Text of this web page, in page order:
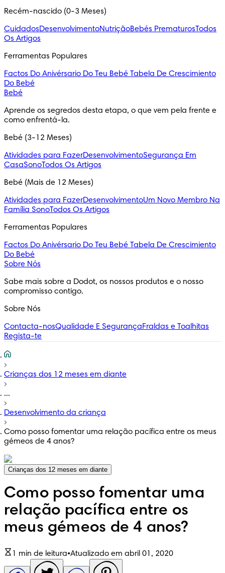
Recém-nascido (0-3 Meses)
CuidadosDesenvolvimentoNutriçãoBebés PrematurosTodos
Os Artigos
Ferramentas Populares
Factos Do Anivérsario Do Teu Bebé Tabela De Crescimiento
Do Bebé
Bebé
Aprende os segredos desta etapa, o que vem pela frente e
como enfrentá-la.
Bebé (3-12 Meses)
Atividades para FazerDesenvolvimentoSegurança Em
CasaSonoTodos Os Artigos
Bebé (Mais de 12 Meses)
Atividades para FazerDesenvolvimentoUm Novo Membro Na
Família SonoTodos Os Artigos
Ferramentas Populares
Factos Do Anivérsario Do Teu Bebé Tabela De Crescimiento
Do Bebé
Sobre Nós
Sabe mais sobre a Dodot, os nossos produtos e o nosso
compromisso contigo.
Sobre Nós
Contacta-nosQualidade E SegurançaFraldas e Toalhitas
Regista-te
Crianças dos 12 meses em diante
...
Desenvolvimento da criança
Como posso fomentar uma relação pacífica entre os meus
gémeos de 4 anos?
Crianças dos 12 meses em diante
Como posso fomentar uma
relação pacífica entre os
meus gémeos de 4 anos?
1 min de leitura•Atualizado em abril 01, 2020